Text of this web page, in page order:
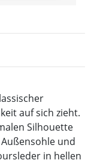
auf sich zieht.
Silhouette
und
in hellen